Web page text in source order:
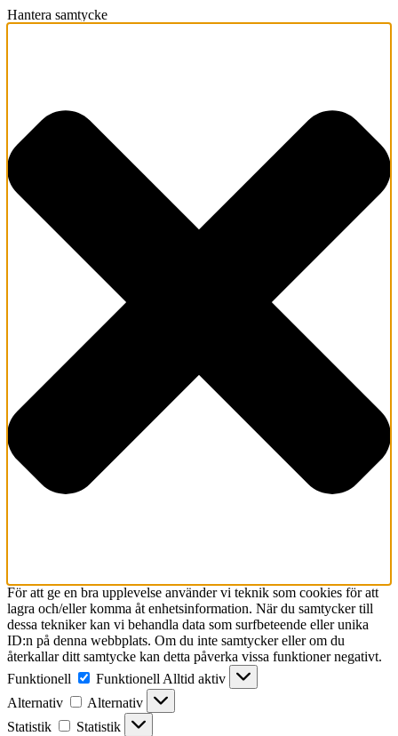
Hantera samtycke
För att ge en bra upplevelse använder vi teknik som cookies för att
lagra och/eller komma åt enhetsinformation. När du samtycker till
dessa tekniker kan vi behandla data som surfbeteende eller unika
ID:n på denna webbplats. Om du inte samtycker eller om du
återkallar ditt samtycke kan detta påverka vissa funktioner negativt.
Funktionell
Funktionell Alltid aktiv
Alternativ
Alternativ
Statistik
Statistik